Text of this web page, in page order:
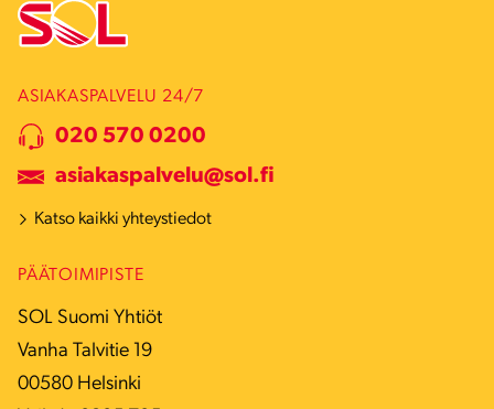
ASIAKASPALVELU 24/7
020 570 0200
asiakaspalvelu@sol.fi
Katso kaikki yhteystiedot
PÄÄTOIMIPISTE
SOL Suomi Yhtiöt
Vanha Talvitie 19
00580 Helsinki